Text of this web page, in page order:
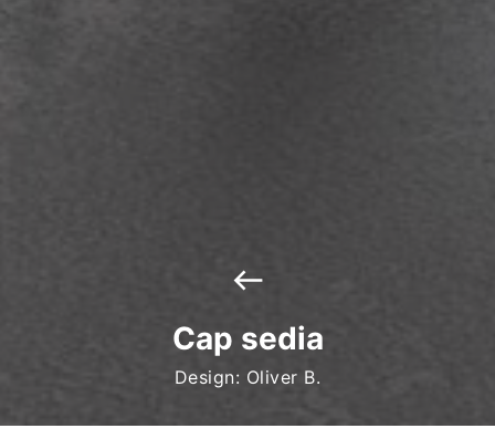
west
Cap sedia
Design: Oliver B.